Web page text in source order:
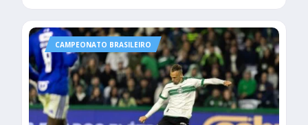
CAMPEONATO BRASILEIRO